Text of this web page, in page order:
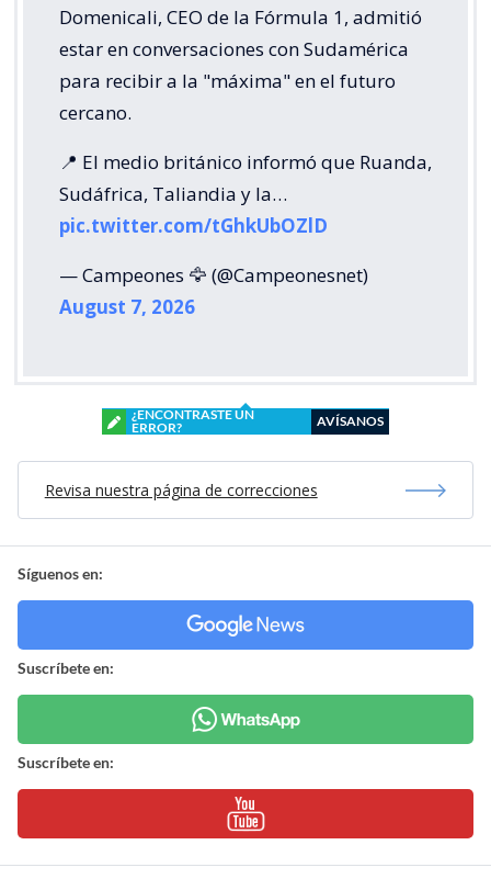
Domenicali, CEO de la Fórmula 1, admitió
estar en conversaciones con Sudamérica
para recibir a la "máxima" en el futuro
cercano.
📍 El medio británico informó que Ruanda,
Sudáfrica, Taliandia y la…
pic.twitter.com/tGhkUbOZlD
— Campeones 🦅 (@Campeonesnet)
August 7, 2026
¿ENCONTRASTE UN
ERROR?
AVÍSANOS
Revisa nuestra página de correcciones
Síguenos en:
Suscríbete en:
Suscríbete en: